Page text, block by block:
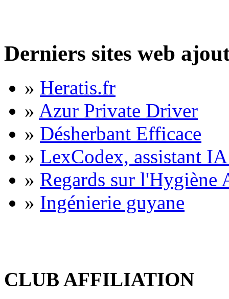
Derniers sites web
» Heratis.fr
» Azur Private Driver
» Désherbant Efficace
» LexCodex, assistant
» Regards sur l'Hygiène
» Ingénierie guyane
CLUB AFFILIATION